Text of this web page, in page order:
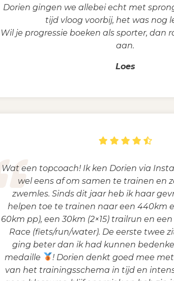
Dorien gingen we allebei echt met
tijd vloog voorbij, het was nog
Wil je progressie boeken als sporter, dan
aan.
Loes
Wat een topcoach! Ik ken Dorien via
wel eens af om samen te trainen en
zwemles. Sinds dit jaar heb ik haar
helpen toe te trainen naar een 440km
60km pp), een 30km (2×15) trailrun en
Race (fiets/run/water). De eerste twee
ging beter dan ik had kunnen
medaille
! Dorien denkt goed mee
van het trainingsschema in tijd en